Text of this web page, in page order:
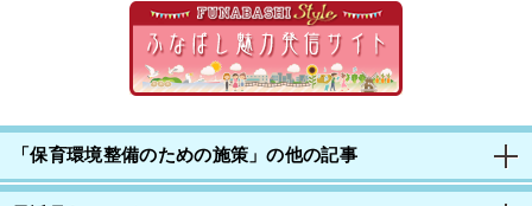
「保育環境整備のための施策」の他の記事